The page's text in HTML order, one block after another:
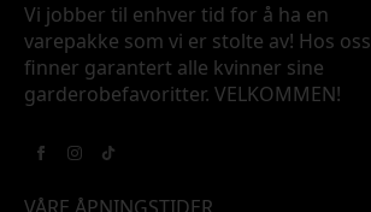
Vi jobber til enhver tid for å ha en
varepakke som vi er stolte av! Hos oss
finner garantert alle kvinner sine
garderobefavoritter. VELKOMMEN!